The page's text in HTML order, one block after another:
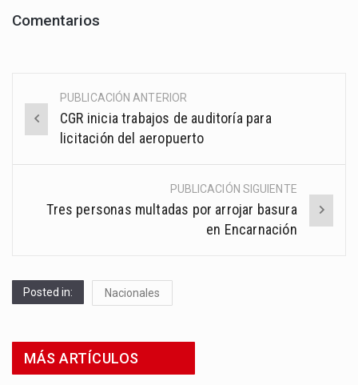
Comentarios
Post
navigation
PUBLICACIÓN ANTERIOR
CGR inicia trabajos de auditoría para
licitación del aeropuerto
PUBLICACIÓN SIGUIENTE
Tres personas multadas por arrojar basura
en Encarnación
Posted in: Nacionales
MÁS ARTÍCULOS